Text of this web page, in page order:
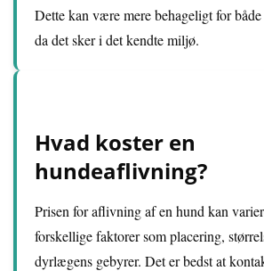
Dette kan være mere behageligt for
da det sker i det kendte miljø.
Hvad koster en
hundeaflivning?
Prisen for aflivning af en hund kan
forskellige faktorer som placering,
dyrlægens gebyrer. Det er bedst at